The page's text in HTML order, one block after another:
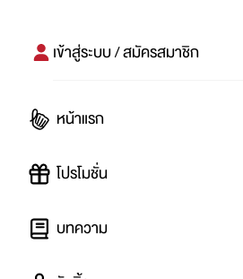
เข้าสู่ระบบ / สมัครสมาชิก
หน้าแรก
โปรโมชั่น
บทความ
#
ปันโปร PUNPRO ที่ 1 ด้านโปรโมชัน อัป
โปรโมชัน